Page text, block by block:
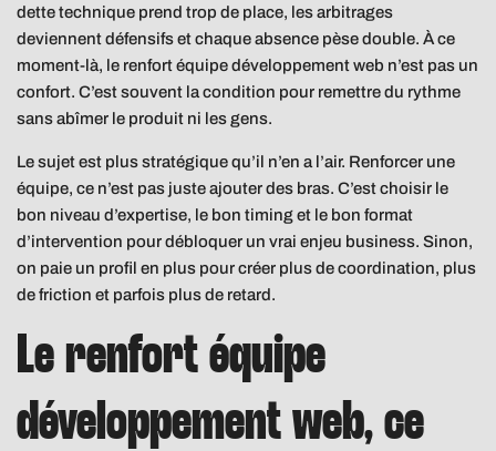
dette technique prend trop de place, les arbitrages
deviennent défensifs et chaque absence pèse double. À ce
moment-là, le renfort équipe développement web n’est pas un
confort. C’est souvent la condition pour remettre du rythme
sans abîmer le produit ni les gens.
Le sujet est plus stratégique qu’il n’en a l’air. Renforcer une
équipe, ce n’est pas juste ajouter des bras. C’est choisir le
bon niveau d’expertise, le bon timing et le bon format
d’intervention pour débloquer un vrai enjeu business. Sinon,
on paie un profil en plus pour créer plus de coordination, plus
de friction et parfois plus de retard.
Le renfort équipe
développement web, ce